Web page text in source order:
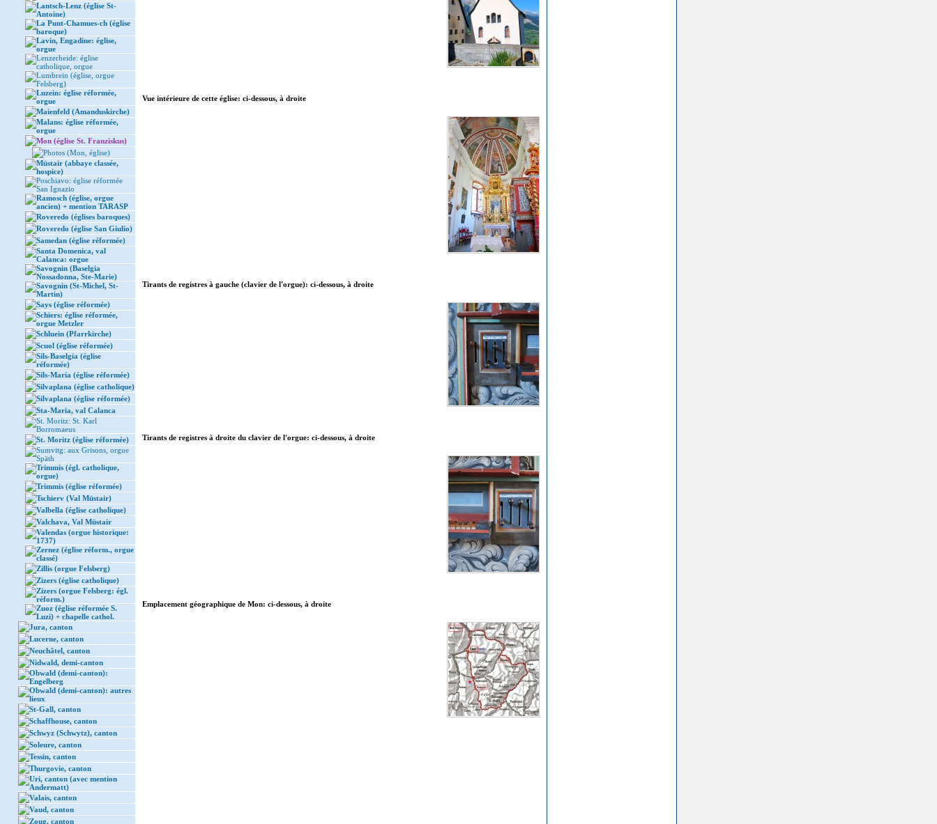
Lantsch-Lenz (église St-
Antoine)
La Punt-Chamues-ch (église
baroque)
Lavin, Engadine: église,
orgue
Lenzerheide: église
catholique, orgue
Lumbrein (église, orgue
Felsberg)
Luzein: église réformée,
orgue
Maienfeld (Amanduskirche)
Malans: église réformée,
orgue
Mon (église St. Franziskus)
Photos (Mon, église)
Müstair (abbaye classée,
hospice)
Poschiavo: église réformée
San Ignazio
Ramosch (église, orgue
ancien) + mention TARASP
Roveredo (églises baroques)
Roveredo (église San Giulio)
Samedan (église réformée)
Santa Domenica, val
Calanca: orgue
Savognin (Baselgia
Nossadonna, Ste-Marie)
Savognin (St-Michel, St-
Martin)
Says (église réformée)
Schiers: église réformée,
orgue Metzler
Schluein (Pfarrkirche)
Scuol (église réformée)
Sils-Baselgia (église
réformée)
Sils-Maria (église réformée)
Silvaplana (église catholique)
Silvaplana (église réformée)
Sta-Maria, val Calanca
St. Moritz: St. Karl
Borromaeus
St. Moritz (église réformée)
Sumvitg: aux Grisons, orgue
Späth
Trimmis (égl. catholique,
orgue)
Trimmis (église réformée)
Tschierv (Val Müstair)
Valbella (église catholique)
Valchava, Val Müstair
Valendas (orgue historique:
1737)
Zernez (église réform., orgue
classé)
Zillis (orgue Felsberg)
Zizers (église catholique)
Zizers (orgue Felsberg: égl.
réform.)
Zuoz (église réformée S.
Luzi) + chapelle cathol.
Jura, canton
Lucerne, canton
Neuchâtel, canton
Nidwald, demi-canton
Obwald (demi-canton):
Engelberg
Obwald (demi-canton): autres
lieux
St-Gall, canton
Schaffhouse, canton
Schwyz (Schwytz), canton
Soleure, canton
Tessin, canton
Thurgovie, canton
Uri, canton (avec mention
Andermatt)
Valais, canton
Vaud, canton
Zoug, canton
Vue intérieure de cette église: ci-dessous, à droite
Tirants de registres à gauche (clavier de l'orgue): ci-dessous, à droite
Tirants de registres à droite du clavier de l'orgue: ci-dessous, à droite
Emplacement géographique de Mon: ci-dessous, à droite